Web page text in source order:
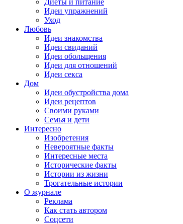
Диеты и питание
Идеи упражнений
Уход
Любовь
Идеи знакомства
Идеи свиданий
Идеи обольщения
Идеи для отношений
Идеи секса
Дом
Идеи обустройства дома
Идеи рецептов
Своими руками
Семья и дети
Интересно
Изобретения
Невероятные факты
Интересные места
Исторические факты
Истории из жизни
Трогательные истории
О журнале
Реклама
Как стать автором
Соцсети